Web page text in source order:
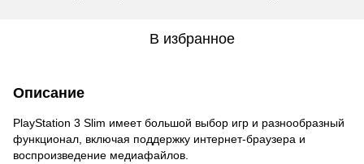
В избранное
Описание
PlayStation 3 Slim имеет большой выбор игр и разнообразный
функционал, включая поддержку интернет-браузера и
воспроизведение медиафайлов.